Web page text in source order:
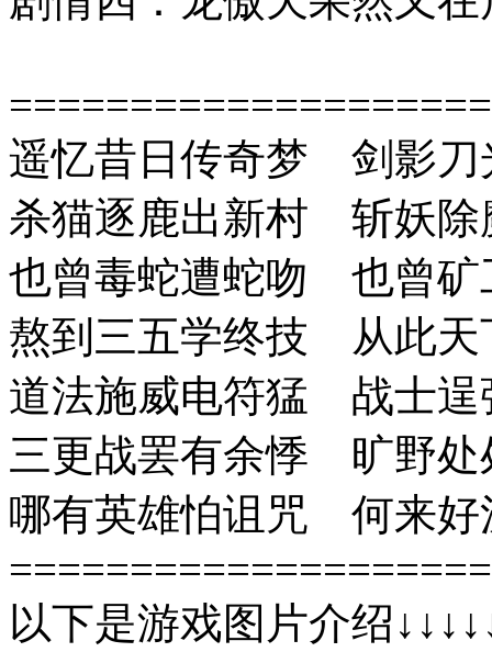
遥忆昔日传奇梦 剑影
杀猫逐鹿出新村 斩妖
也曾毒蛇遭蛇吻 也曾
熬到三五学终技 从此
道法施威电符猛 战士
三更战罢有余悸 旷野
哪有英雄怕诅咒 何来
以下是游戏图片介绍